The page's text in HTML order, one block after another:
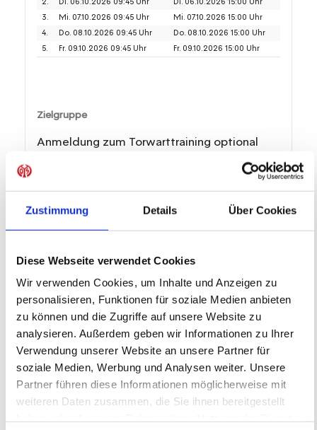
Zustimmung Details Über Cookies
Diese Webseite verwendet Cookies
Wir verwenden Cookies, um Inhalte und Anzeigen zu
personalisieren, Funktionen für soziale Medien anbieten
zu können und die Zugriffe auf unsere Website zu
analysieren. Außerdem geben wir Informationen zu Ihrer
Verwendung unserer Website an unsere Partner für
soziale Medien, Werbung und Analysen weiter. Unsere
Partner führen diese Informationen möglicherweise mit
weiteren Daten zusammen, die Sie ihnen bereitgestellt
3.
Mi. 07.10.2026 09:45 Uhr
Mi. 07.10.2026 15:00 Uhr
4.
Do. 08.10.2026 09:45 Uhr
Do. 08.10.2026 15:00 Uhr
5.
Fr. 09.10.2026 09:45 Uhr Fr. 09.10.2026 15:00 Uhr
Zielgruppe
Anmeldung zum Torwarttraining optional
Alter: 6 bis 13 Jahre
• 10 Trainingseinheiten à 2 Stunden
• Ausrüstung von JAKO (Trikot, Hose, Stutzen)
aus nachhaltigen Materialien
• Trinkflasche
• Verpflegung (Mittagessen, Wasser)
• Teilnehmerurkunde und Erinnerungspokal
• Gutschein für ein Bundesliga-Heimspiel des
1. FSV Mainz 05 e.V.